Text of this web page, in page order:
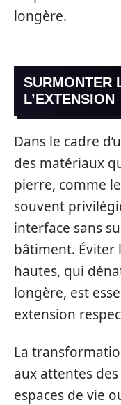
longère.
SURMONTER
L’EXTENSION
Dans le cadre
des matériaux
pierre, comme
souvent
interface sans
bâtiment. Éviter
hautes, qui
longère, est
extension
La
aux attentes
espaces de vie